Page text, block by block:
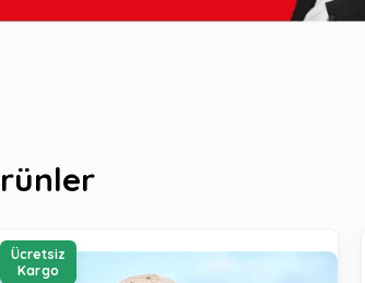
Ücretsiz
Kargo